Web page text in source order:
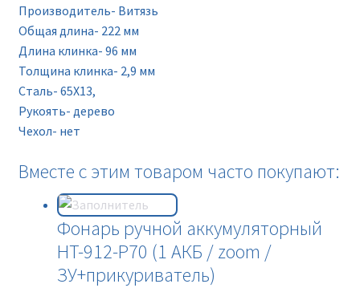
Производитель- Витязь
Oбщая длина- 222 мм
Длина клинка- 96 мм
Толщина клинка- 2,9 мм
Сталь- 65Х13,
Рукоять- дерево
Чехол- нет
Вместе с этим товаром часто покупают:
Фонарь ручной аккумуляторный
HT-912-P70 (1 АКБ / zoom /
ЗУ+прикуриватель)